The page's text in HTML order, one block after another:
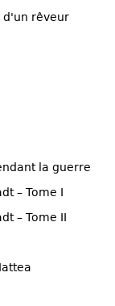
d'un rêveur
la guerre
– Tome I
– Tome II